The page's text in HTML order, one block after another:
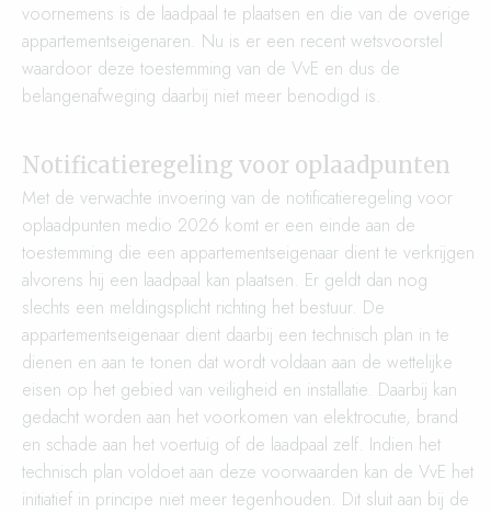
voornemens is de laadpaal te plaatsen en die van de overige
appartementseigenaren. Nu is er een recent wetsvoorstel
waardoor deze toestemming van de VvE en dus de
belangenafweging daarbij niet meer benodigd is.
Notificatieregeling voor oplaadpunten
Met de verwachte invoering van de notificatieregeling voor
oplaadpunten medio 2026 komt er een einde aan de
toestemming die een appartementseigenaar dient te verkrijgen
alvorens hij een laadpaal kan plaatsen. Er geldt dan nog
slechts een meldingsplicht richting het bestuur. De
appartementseigenaar dient daarbij een technisch plan in te
dienen en aan te tonen dat wordt voldaan aan de wettelijke
eisen op het gebied van veiligheid en installatie. Daarbij kan
gedacht worden aan het voorkomen van elektrocutie, brand
en schade aan het voertuig of de laadpaal zelf. Indien het
technisch plan voldoet aan deze voorwaarden kan de VvE het
initiatief in principe niet meer tegenhouden. Dit sluit aan bij de